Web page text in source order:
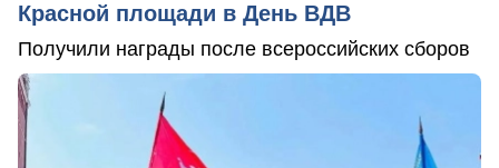
Красной площади в День ВДВ
Получили награды после всероссийских сборов